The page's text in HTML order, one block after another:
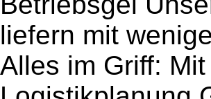
liefern mit
Alles im Griff: